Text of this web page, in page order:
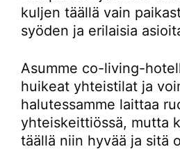
kuljen täällä vain
syöden ja erilaisia
Asumme co-living-
huikeat yhteistilat ja
halutessamme laittaa
yhteiskeittiössä, mutta
täällä niin hyvää ja sitä